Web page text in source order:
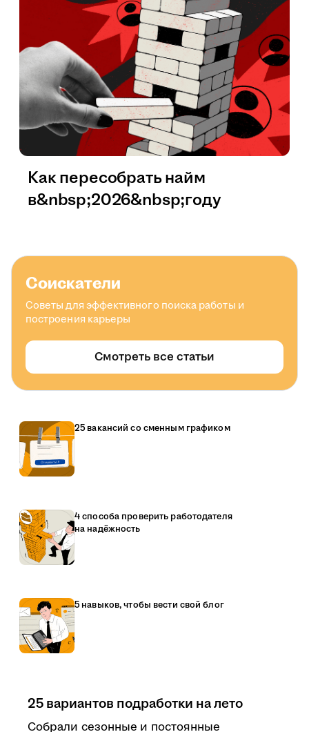
Как пересобрать найм
в&nbsp;2026&nbsp;году
Соискатели
Советы для эффективного поиска работы и
построения карьеры
Смотреть все статьи
25 вакансий со сменным графиком
4 способа проверить работодателя
на надёжность
5 навыков, чтобы вести свой блог
25 вариантов подработки на лето
Собрали сезонные и постоянные